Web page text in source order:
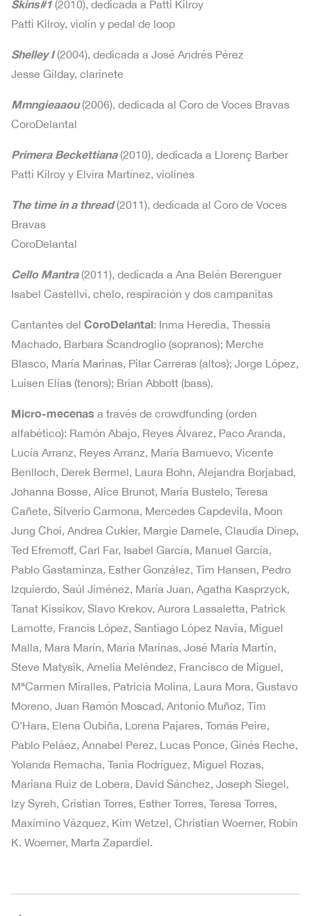
Skins#1 (2010), dedicada a Patti Kilroy
Patti Kilroy, violín y pedal de loop
Shelley I (2004), dedicada a José Andrés Pérez
Jesse Gilday, clarinete
Mmngieaaou (2006), dedicada al Coro de Voces Bravas
CoroDelantal
Primera Beckettiana (2010), dedicada a Llorenç Barber
Patti Kilroy y Elvira Martínez, violines
The time in a thread (2011), dedicada al Coro de Voces
Bravas
CoroDelantal
Cello Mantra (2011), dedicada a Ana Belén Berenguer
Isabel Castellvi, chelo, respiración y dos campanitas
Cantantes del CoroDelantal: Inma Heredia, Thessia
Machado, Barbara Scandroglio (sopranos); Merche
Blasco, María Marinas, Pilar Carreras (altos); Jorge López,
Luisen Elías (tenors); Brian Abbott (bass).
Micro-mecenas a través de crowdfunding (orden
alfabético): Ramón Abajo, Reyes Álvarez, Paco Aranda,
Lucía Arranz, Reyes Arranz, María Barnuevo, Vicente
Benlloch, Derek Bermel, Laura Bohn, Alejandra Borjabad,
Johanna Bosse, Alice Brunot, María Bustelo, Teresa
Cañete, Silverio Carmona, Mercedes Capdevila, Moon
Jung Choi, Andrea Cukier, Margie Damele, Claudia Dinep,
Ted Efremoff, Carl Far, Isabel García, Manuel García,
Pablo Gastaminza, Esther González, Tim Hansen, Pedro
Izquierdo, Saúl Jiménez, María Juan, Agatha Kasprzyck,
Tanat Kissikov, Slavo Krekov, Aurora Lassaletta, Patrick
Lamotte, Francis López, Santiago López Navia, Miguel
Malla, Mara Marín, María Marinas, José María Martín,
Steve Matysik, Amelia Meléndez, Francisco de Miguel,
MªCarmen Miralles, Patricia Molina, Laura Mora, Gustavo
Moreno, Juan Ramón Moscad, Antonio Muñoz, Tim
O’Hara, Elena Oubiña, Lorena Pajares, Tomás Peire,
Pablo Peláez, Annabel Perez, Lucas Ponce, Ginés Reche,
Yolanda Remacha, Tania Rodríguez, Miguel Rozas,
Mariana Ruiz de Lobera, David Sánchez, Joseph Siegel,
Izy Syreh, Cristian Torres, Esther Torres, Teresa Torres,
Maximino Vázquez, Kim Wetzel, Christian Woerner, Robin
K. Woerner, Marta Zapardiel.